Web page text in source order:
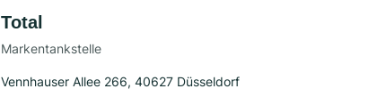
Total
Markentankstelle
Vennhauser Allee 266, 40627 Düsseldorf